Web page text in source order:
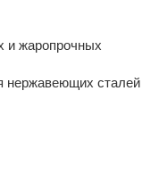
и жаропрочных
нержавеющих сталей